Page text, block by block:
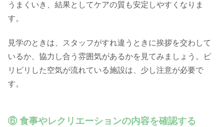
うまくいき、結果としてケアの質も安定しやすくなりま
す。
見学のときは、スタッフがすれ違うときに挨拶を交わして
いるか、協力し合う雰囲気があるかを見てみましょう。ピ
リピリした空気が流れている施設は、少し注意が必要で
す。
⑥ 食事やレクリエーションの内容を確認する